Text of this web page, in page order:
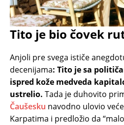
Tito je bio čovek
Anjoli pre svega ističe
decenijama: Tito je sa
ispred kože medveda
ustrelio. Tada je duhovito
Čaušesku navodno ulovio
Karpatima i predložio da